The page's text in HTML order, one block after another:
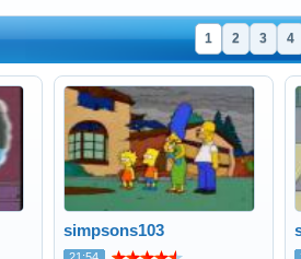
1 2 3 4
simpsons103